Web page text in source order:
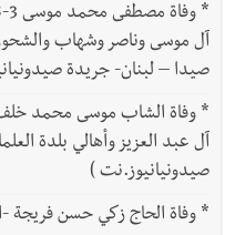
*
آل موسى وناصر وشهاب
صيدا – لبنان- جريدة
*
آل عبد العزيز وأهالي بلدة
صيدونيانيوز.نت )
*وفاة الحاج زكي حسن فريجة -الدفن